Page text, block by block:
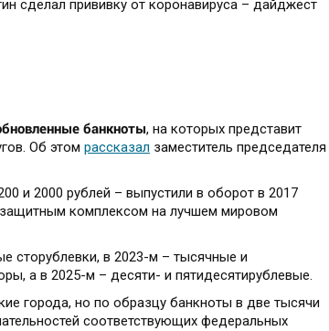
банкноты, на которых представит
Об этом рассказал заместитель председателя
и 2000 рублей – выпустили в оборот в 2017
комплексом на лучшем мировом
сторублевки, в 2023-м – тысячные и
а в 2025-м – десяти- и пятидесятирублевые.
города, но по образцу банкноты в две тысячи
соответствующих федеральных